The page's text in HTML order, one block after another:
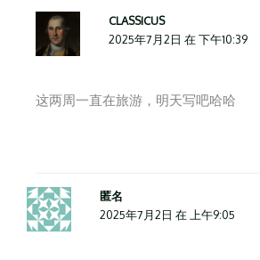
CLASSICUS
2025年7月2日 在 下午10:39
这两周一直在旅游，明天写吧哈哈
匿名
2025年7月2日 在 上午9:05